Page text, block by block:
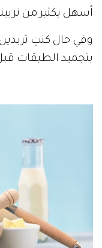
أسهل بكثير من
وفي حال كنتِ
بتجميد الطبقات